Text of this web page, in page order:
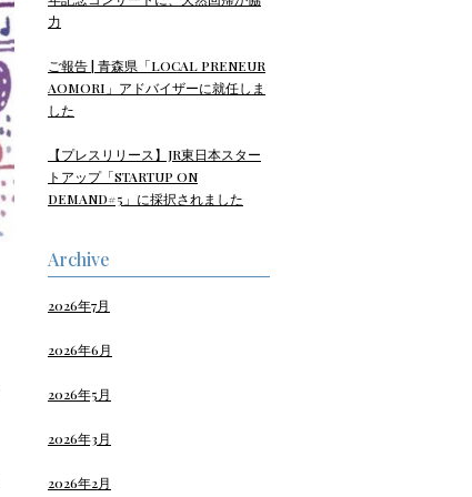
力
ご報告 | 青森県「LOCAL PRENEUR
AOMORI」アドバイザーに就任しま
した
【プレスリリース】JR東日本スター
トアップ「STARTUP ON
DEMAND#5」に採択されました
Archive
2026年7月
2026年6月
2026年5月
2026年3月
2026年2月